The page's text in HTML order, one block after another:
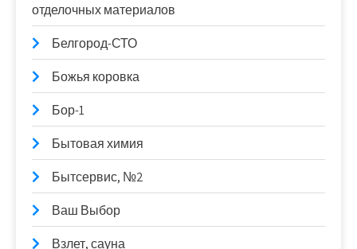
отделочных материалов
Белгород-СТО
Божья коровка
Бор-1
Бытовая химия
Бытсервис, №2
Ваш Выбор
Взлет, сауна